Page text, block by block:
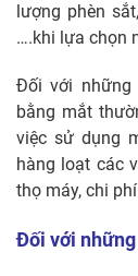
lượng phèn
….khi lựa chọn
Đối với những
bằng mắt
việc sử dụng
hàng loạt các
thọ máy, chi
Đối với